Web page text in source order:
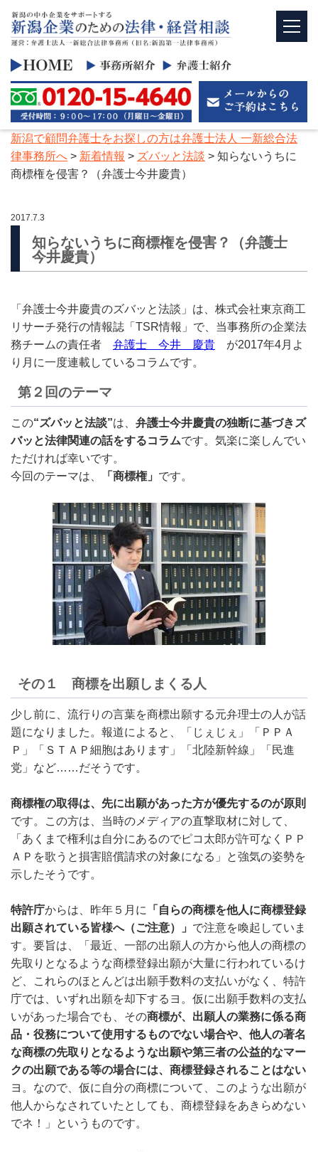
新潟で顧問弁護士をお探しの方は弁護士法人 一新総合法
律事務所へ > 新着情報 > ズバッと法談 > 知らないうちに
商標権を侵害？（弁護士今井慶貴）
2017.7.3
知らないうちに商標権を侵害？（弁護士
今井慶貴）
「弁護士今井慶貴のズバッと法談」は、株式会社東京商工
リサーチ発行の情報誌「TSR情報」で、当事務所の企業法
務チームの責任者 弁護士 今井 慶貴 が2017年4月よ
り月に一度連載しているコラムです。
第２回のテーマ
この“ズバッと法談”は、 弁護士今井慶貴の独断に基づきズ
バッと法律関連の話をするコラムです。気楽に楽しんでい
ただければ幸いです。
今回のテーマは、
「商標権」 です。
その１ 商標を出願しまくる人
少し前に、流行りの言葉を商標出願する元弁理士の人が話
題になりました。報道によると、「じぇじぇ」「ＰＰＡ
Ｐ」「ＳＴＡＰ細胞はあります」「北陸新幹線」「民進
党」など……だそうです。
商標権の取得は、先に出願があった方が優先するのが原則
です。この方は、当時のメディアの直撃取材に対して、
「あくまで権利は自分にあるのでピコ太郎が許可なくＰＰ
ＡＰを歌うと損害賠償請求の対象になる」と強気の姿勢を
示したそうです。
特許庁からは、昨年５月に 「自らの商標を他人に商標登録
出願されている皆様へ（ご注意）」 で注意を喚起していま
す。要旨は、「最近、一部の出願人の方から他人の商標の
先取りとなるような商標登録出願が大量に行われているけ
ど、これらのほとんどは出願手数料の支払いがなく、特許
庁では、いずれ出願を却下するヨ。仮に出願手数料の支払
いがあった場合でも、その商標が、出願人の業務に係る商
品・役務について使用するものでない場合や、他人の著名
な商標の先取りとなるような出願や第三者の公益的なマー
クの出願である等の場合には、商標登録されることはない
ヨ。なので、仮に自分の商標について、このような出願が
他人からなされていたとしても、商標登録をあきらめない
でネ！」というものです。